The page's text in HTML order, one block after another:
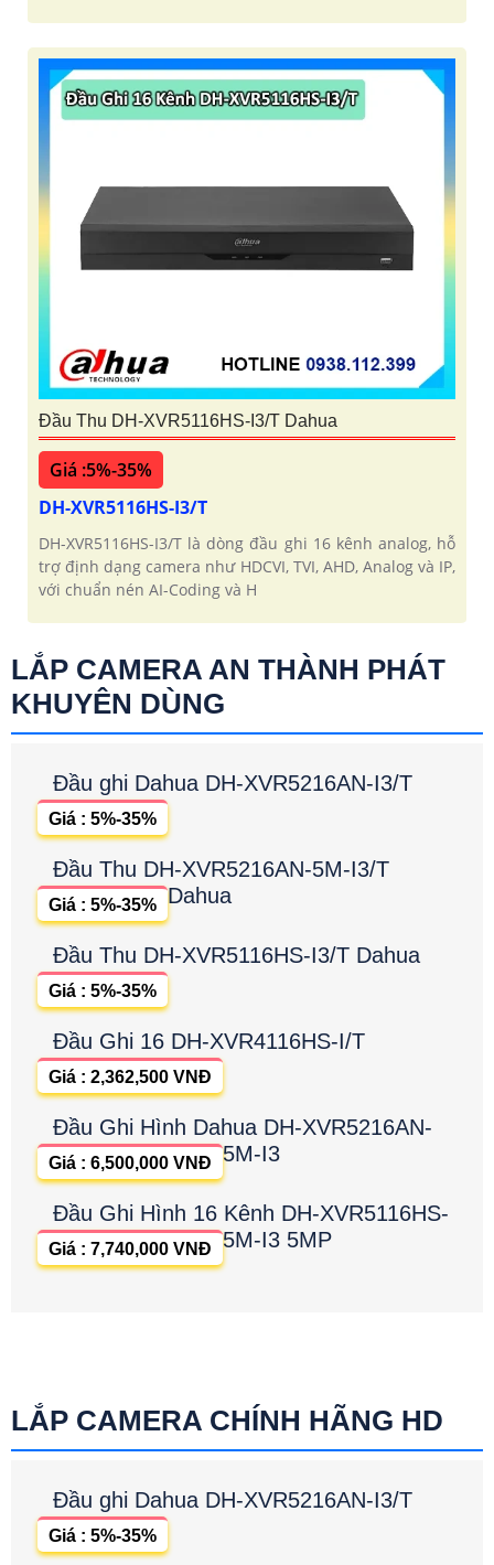
Đầu Thu DH-XVR5116HS-I3/T Dahua
Giá :5%-35%
DH-XVR5116HS-I3/T
DH-XVR5116HS-I3/T là dòng đầu ghi 16 kênh analog, hỗ
trợ định dạng camera như HDCVI, TVI, AHD, Analog và IP,
với chuẩn nén AI-Coding và H
LẮP CAMERA AN THÀNH PHÁT
KHUYÊN DÙNG
Đầu ghi Dahua DH-XVR5216AN-I3/T
Giá : 5%-35%
Đầu Thu DH-XVR5216AN-5M-I3/T
Dahua
Giá : 5%-35%
Đầu Thu DH-XVR5116HS-I3/T Dahua
Giá : 5%-35%
Đầu Ghi 16 DH-XVR4116HS-I/T
Giá : 2,362,500 VNĐ
Đầu Ghi Hình Dahua DH-XVR5216AN-
5M-I3
Giá : 6,500,000 VNĐ
Đầu Ghi Hình 16 Kênh DH-XVR5116HS-
5M-I3 5MP
Giá : 7,740,000 VNĐ
LẮP CAMERA CHÍNH HÃNG HD
Đầu ghi Dahua DH-XVR5216AN-I3/T
Giá : 5%-35%